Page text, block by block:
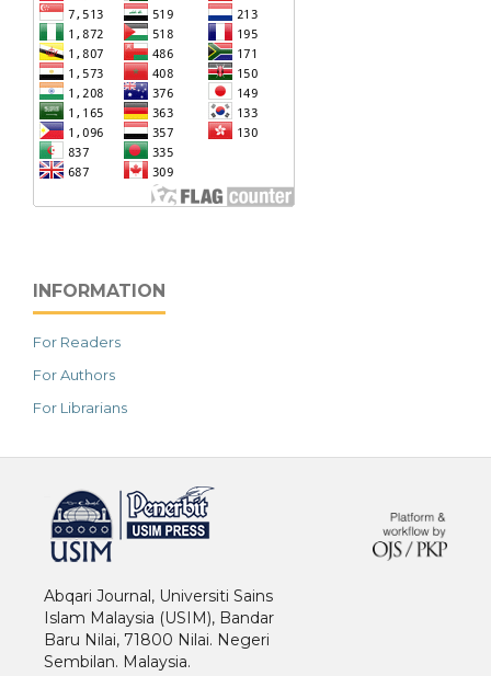
INFORMATION
For Readers
For Authors
For Librarians
Abqari Journal, Universiti Sains
Islam Malaysia (USIM), Bandar
Baru Nilai, 71800 Nilai. Negeri
Sembilan. Malaysia.